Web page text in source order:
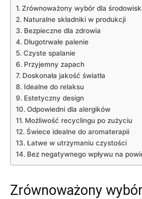
Zrównoważony wybór ​dla
Naturalne ⁢składniki w produkcji
Bezpieczne dla zdrowia
Długotrwałe palenie
Czyste spalanie
Przyjemny ⁤zapach
Doskonała jakość światła
Idealne do ‌relaksu
Estetyczny design
Odpowiedni dla⁤ alergików
Możliwość recyclingu po‌ zużyciu
Świece⁢ idealne‌ do aromaterapii
Łatwe w ⁢utrzymaniu czystości
Bez negatywnego ⁣wpływu ‍na
Zrównoważony